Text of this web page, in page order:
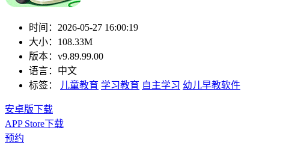
时间： 2026-05-27 16:00:19
大小： 108.33M
版本： v9.89.99.00
语言： 中文
标签：
儿童教育 学习教育 自主学习 幼儿早教软件
安卓版下载
APP Store下载
预约